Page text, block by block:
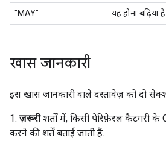
"MAY" यह होना बढ़िया है
खास जानकारी
इस खास जानकारी वाले दस्तावेज़ को दो
1. ज़रूरीशर्तों में, किसी पेरिफ़ेरल कैटगरी
करने की शर्तें बताई जाती हैं.